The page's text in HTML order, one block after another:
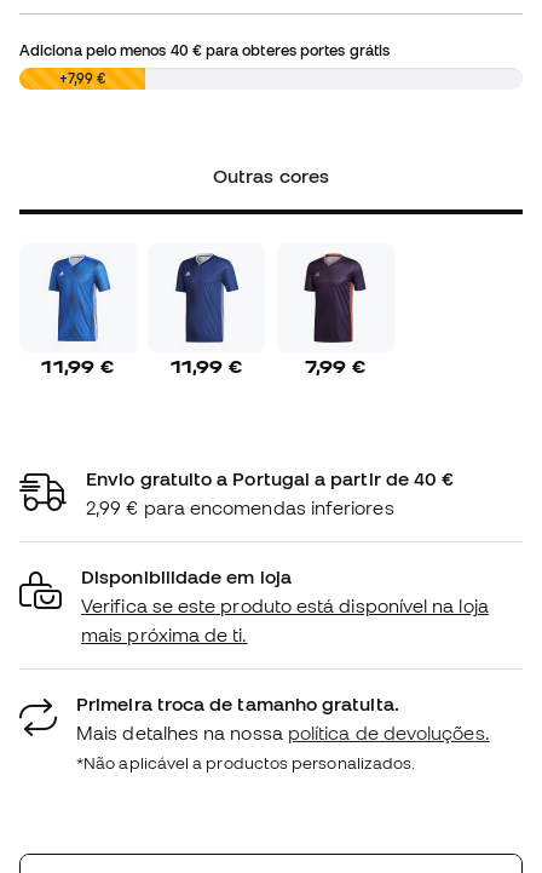
Adiciona pelo menos 40 €para obteres portes grátis
0,00 €+7,99 €
Outras cores
11,99 € 11,99 € 7,99 €
Envio gratuito a Portugal a partir de 40 €
2,99 € para encomendas inferiores
Disponibilidade em loja
Verifica se este produto está disponível na loja
mais próxima de ti.
Primeira troca de tamanho gratuita.
Mais detalhes na nossa política de devoluções.
*Não aplicável a productos personalizados.